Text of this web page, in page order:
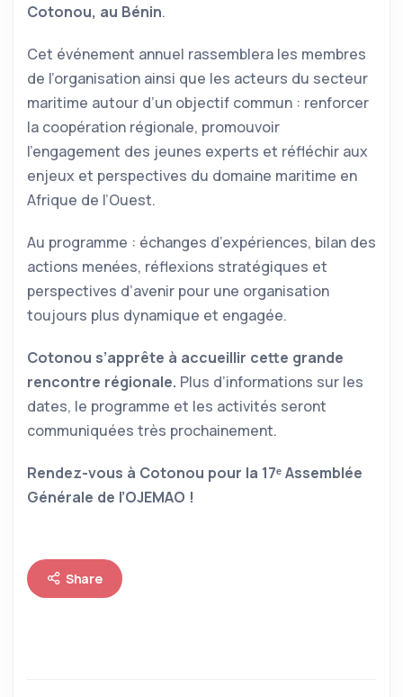
Cotonou, au Bénin.
Cet événement annuel rassemblera les membres
de l’organisation ainsi que les acteurs du secteur
maritime autour d’un objectif commun : renforcer
la coopération régionale, promouvoir
l’engagement des jeunes experts et réfléchir aux
enjeux et perspectives du domaine maritime en
Afrique de l’Ouest.
Au programme : échanges d’expériences, bilan des
actions menées, réflexions stratégiques et
perspectives d’avenir pour une organisation
toujours plus dynamique et engagée.
Cotonou s’apprête à accueillir cette grande
rencontre régionale. Plus d’informations sur les
dates, le programme et les activités seront
communiquées très prochainement.
Rendez-vous à Cotonou pour la 17ᵉ Assemblée
Générale de l’OJEMAO !
Share